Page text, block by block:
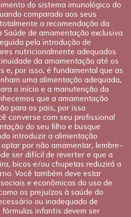
do sistema imunológico do
comparado aos seus
a recomendação da
de amamentação exclusiva
pela introdução de
nutricionalmente adequados
da amamentação até os
e, por isso, é fundamental que as
uma alimentação adequada,
o início e a manutenção da
que a amamentação
para os pais, por isso
converse com seu profissional
do seu filho e busque
introduzir a alimentação
por não amamentar, lembre-
ser difícil de reverter e que a
bicos e/ou chupetas reduzirá a
Você também deve estar
e econômicas do uso de
os prejuízos à saúde do
ou inadequado de
infantis devem ser